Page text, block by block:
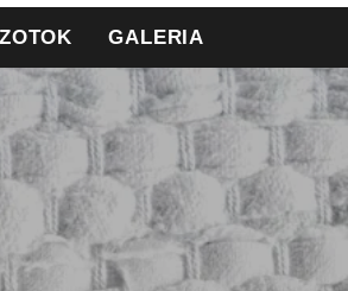
GALERIA